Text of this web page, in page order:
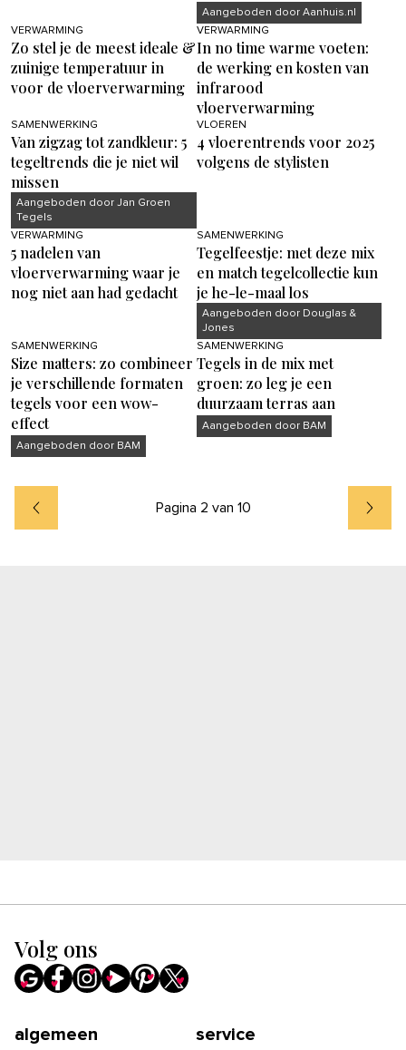
Aangeboden door Aanhuis.nl
VERWARMING
Zo stel je de meest ideale &
zuinige temperatuur in
voor de vloerverwarming
VERWARMING
In no time warme voeten:
de werking en kosten van
infrarood
vloerverwarming
SAMENWERKING
Van zigzag tot zandkleur: 5
tegeltrends die je niet wil
missen
Aangeboden door Jan Groen
Tegels
VLOEREN
4 vloerentrends voor 2025
volgens de stylisten
VERWARMING
5 nadelen van
vloerverwarming waar je
nog niet aan had gedacht
SAMENWERKING
Tegelfeestje: met deze mix
en match tegelcollectie kun
je he-le-maal los
Aangeboden door Douglas &
Jones
SAMENWERKING
Size matters: zo combineer
je verschillende formaten
tegels voor een wow-
effect
Aangeboden door BAM
SAMENWERKING
Tegels in de mix met
groen: zo leg je een
duurzaam terras aan
Aangeboden door BAM
Pagina 2 van 10
Volg ons
algemeen
service